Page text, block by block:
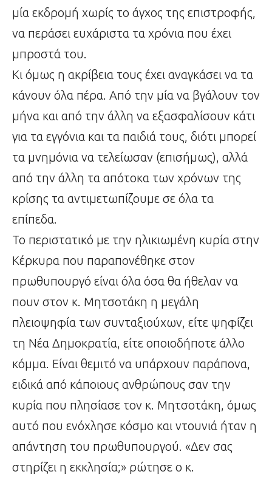
μία εκδρομή χωρίς το άγχος της επιστροφής,
να περάσει ευχάριστα τα χρόνια που έχει
μπροστά του.
Κι όμως η ακρίβεια τους έχει αναγκάσει να τα
κάνουν όλα πέρα. Από την μία να βγάλουν τον
μήνα και από την άλλη να εξασφαλίσουν κάτι
για τα εγγόνια και τα παιδιά τους, διότι μπορεί
τα μνημόνια να τελείωσαν (επισήμως), αλλά
από την άλλη τα απότοκα των χρόνων της
κρίσης τα αντιμετωπίζουμε σε όλα τα
επίπεδα.
Το περιστατικό με την ηλικιωμένη κυρία στην
Κέρκυρα που παραπονέθηκε στον
πρωθυπουργό είναι όλα όσα θα ήθελαν να
πουν στον κ. Μητσοτάκη η μεγάλη
πλειοψηφία των συνταξιούχων, είτε ψηφίζει
τη Νέα Δημοκρατία, είτε οποιοδήποτε άλλο
κόμμα. Είναι θεμιτό να υπάρχουν παράπονα,
ειδικά από κάποιους ανθρώπους σαν την
κυρία που πλησίασε τον κ. Μητσοτάκη, όμως
αυτό που ενόχλησε κόσμο και ντουνιά ήταν η
απάντηση του πρωθυπουργού. «Δεν σας
στηρίζει η εκκλησία;» ρώτησε ο κ.